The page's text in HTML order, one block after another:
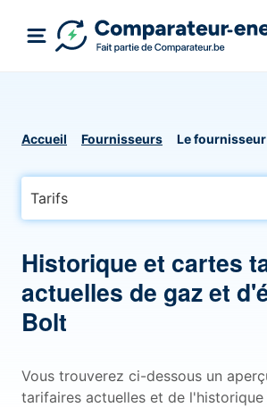
Accueil Fournisseurs Le fournisseur
Tarifs
Historique et cartes
actuelles de gaz et
Bolt
Vous trouverez ci-dessous un
tarifaires actuelles et de